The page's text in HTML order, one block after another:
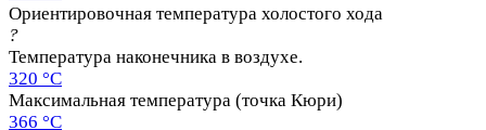
Ориентировочная температура холостого хода
?
Температура наконечника в воздухе.
320 °C
Максимальная температура (точка Кюри)
366 °C